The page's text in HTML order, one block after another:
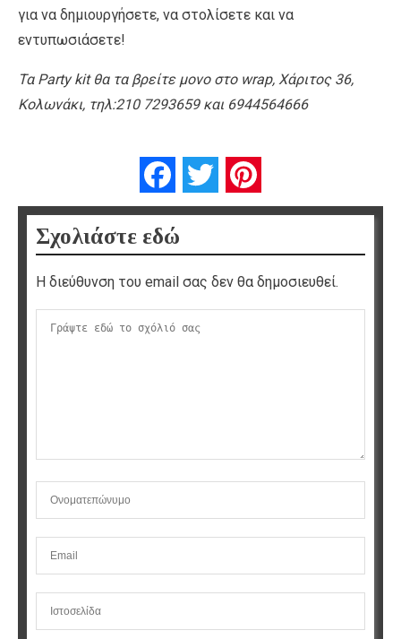
για να δημιουργήσετε, να στολίσετε και να
εντυπωσιάσετε!
Τα Party kit θα τα βρείτε μονο στο wrap, Χάριτος 36,
Κολωνάκι, τηλ:210 7293659 και 6944564666
FacebookTwitter
Σχολιάστε εδώ
Η διεύθυνση του email σας δεν θα δημοσιευθεί.